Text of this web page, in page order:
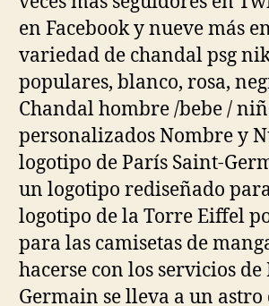
en Facebook y nueve más
variedad de chandal psg
populares, blanco, rosa,
Chandal hombre /bebe /
personalizados Nombre y
logotipo de París Saint-
un logotipo rediseñado
logotipo de la Torre Eiffel
para las camisetas de
hacerse con los servicios
Germain se lleva a un